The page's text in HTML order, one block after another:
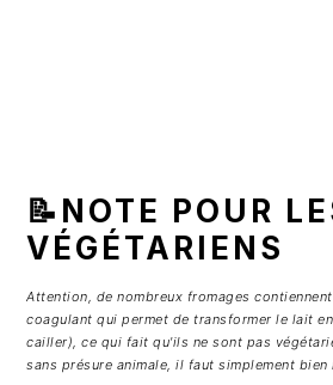
📝NOTE POUR
VÉGÉTARIENS
Attention, de nombreux fromages
coagulant qui permet de transformer le lait
cailler), ce qui fait qu'ils ne sont pas
sans présure animale, il faut simplement